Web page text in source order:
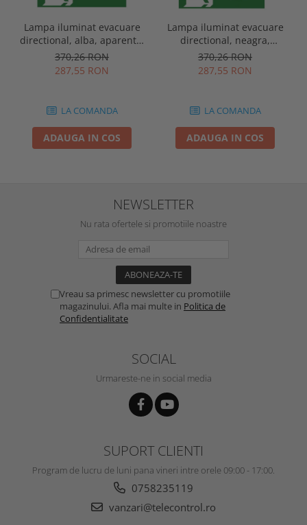
Lampa iluminat evacuare
directional, alba, aparenta,
3 ore, 3W, mentinut, test
automat, IP20, Intelight
90385
370,26 RON
287,55 RON
LA COMANDA
ADAUGA IN COS
Lampa iluminat evacuare
directional, neagra,
aparenta, 3 ore, 3W,
mentinut, test automat,
IP20, Intelight 90085
370,26 RON
287,55 RON
LA COMANDA
ADAUGA IN COS
NEWSLETTER
Nu rata ofertele si promotiile noastre
Vreau sa primesc newsletter cu promotiile
magazinului. Afla mai multe in Politica de
Confidentialitate
SOCIAL
Urmareste-ne in social media
SUPORT CLIENTI
Program de lucru de luni pana vineri intre orele 09:00 - 17:00.
0758235119
vanzari@telecontrol.ro